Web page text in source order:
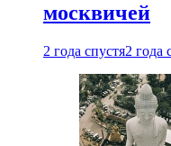
москвичей
2 года спустя2 года